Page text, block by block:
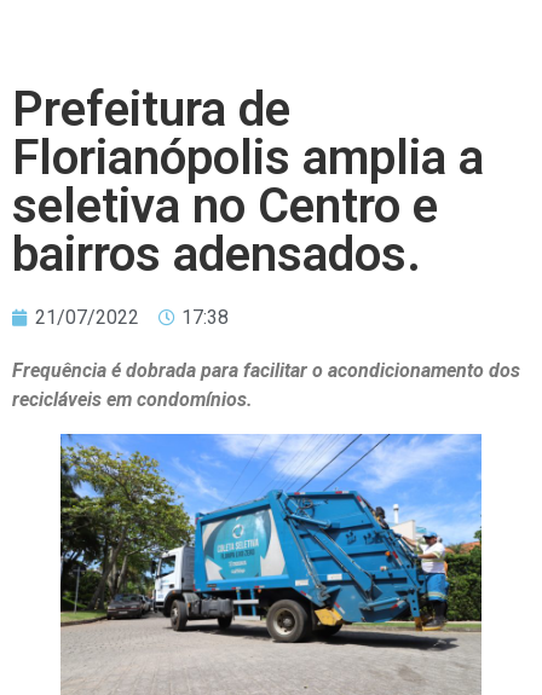
Prefeitura de
Florianópolis amplia a
seletiva no Centro e
bairros adensados.
21/07/2022 17:38
Frequência é dobrada para facilitar o acondicionamento dos
recicláveis em condomínios.